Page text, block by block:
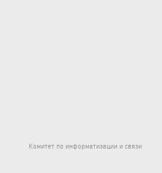
Комитет по информатизации и связи